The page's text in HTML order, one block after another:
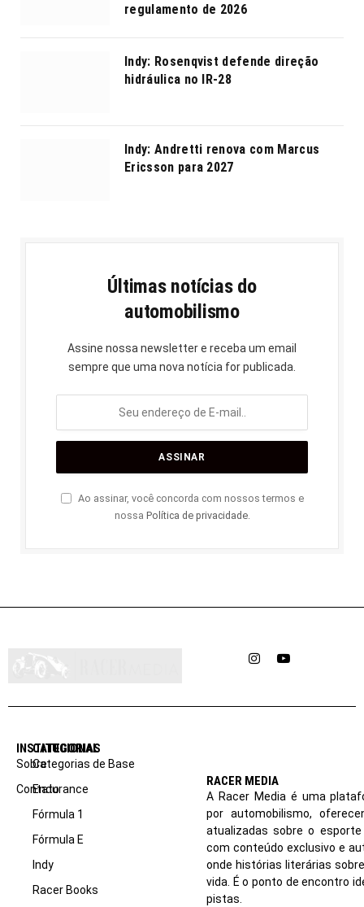
regulamento de 2026
Indy: Rosenqvist defende direção
hidráulica no IR-28
Indy: Andretti renova com Marcus
Ericsson para 2027
Últimas notícias do
automobilismo
Assine nossa newsletter e receba um email
sempre que uma nova notícia for publicada.
Ao assinar, você concorda com nossos termos e
nossa Política de privacidade.
InstagramYouTube
INSTITUCIONAL
Sobre
Contato
CATEGORIAS
Categorias de Base
Endurance
Fórmula 1
Fórmula E
Indy
Racer Books
RACER MEDIA
A Racer Media é uma
por automobilismo,
atualizadas sobre o
com conteúdo exclusivo e
onde histórias literárias
vida. É o ponto de encontro
pistas.